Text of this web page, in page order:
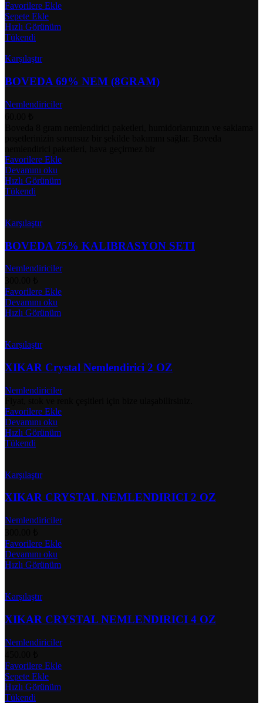
Favorilere Ekle
Sepete Ekle
Hızlı Görünüm
Tükendi
Karşılaştır
BOVEDA 69% NEM (8GRAM)
Nemlendiriciler
Favorilere Ekle
Devamını oku
Hızlı Görünüm
Tükendi
Karşılaştır
BOVEDA 75% KALIBRASYON SETI
Nemlendiriciler
Favorilere Ekle
Devamını oku
Hızlı Görünüm
Karşılaştır
XIKAR Crystal Nemlendirici 2 OZ
Nemlendiriciler
Favorilere Ekle
Devamını oku
Hızlı Görünüm
Tükendi
Karşılaştır
XIKAR CRYSTAL NEMLENDIRICI 2 OZ
Nemlendiriciler
Favorilere Ekle
Devamını oku
Hızlı Görünüm
Karşılaştır
XIKAR CRYSTAL NEMLENDIRICI 4 OZ
Nemlendiriciler
Favorilere Ekle
Sepete Ekle
Hızlı Görünüm
Tükendi